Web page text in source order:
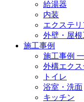
給湯器
内装
エクステリ
外壁・屋
施工事例
施工事例
外構エクス
トイレ
浴室・洗面
キッチン